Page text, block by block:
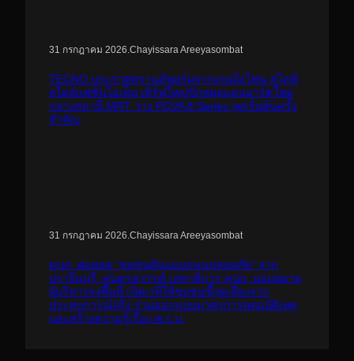
31 กรกฎาคม 2026 Chayissara Areeyasombat
TECNO ประกาศทรานส์ฟอร์มจากเกมมิ่งโฟน สู่ไลฟ์
สไตล์แฟชั่นไอเท็ม เสิร์ฟใหญ่ปักหมุดแลนมาร์คใหม่
กลางสถานี MRT วาง POVA 8 Series จุดเริ่มต้นครั้ง
สำคัญ
31 กรกฎาคม 2026 Chayissara Areeyasombat
คปภ. ต่อยอด “ชุมชนต้นแบบถนนปลอดภัย” จาก
ปราจีนบุรี..สู่นครสวรรค์ เลขาธิการ คปภ. มอบหมาย
ผู้บริหารลงพื้นที่ เปิดเวทีให้ชุมชนชี้จุดเสี่ยงจาก
ประสบการณ์จริง ร่วมออกแบบมาตรการลดอุบัติเหตุ
และสร้างความรู้เรื่อง พ.ร.บ.